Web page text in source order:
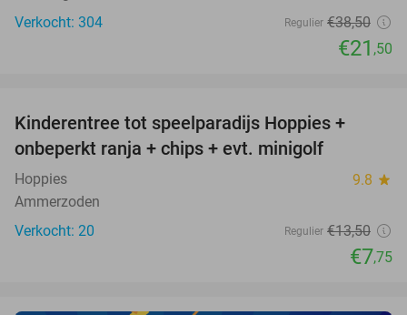
Verkocht: 304
Regulier €38,50
€21 ,50
TODAY
Kinderentree tot speelparadijs Hoppies +
onbeperkt ranja + chips + evt. minigolf
Hoppies 9.8 star
Ammerzoden
Verkocht: 20
Regulier €13,50
€7,75